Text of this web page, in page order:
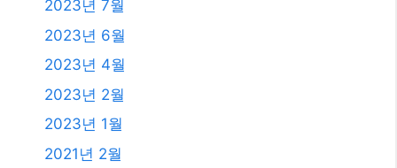
2023년 7월
2023년 6월
2023년 4월
2023년 2월
2023년 1월
2021년 2월